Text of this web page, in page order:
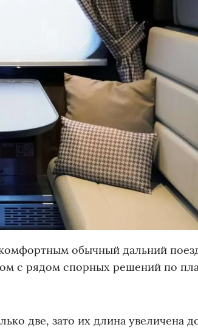
обычный дальний
с рядом спорных решений по
две, зато их длина увеличена